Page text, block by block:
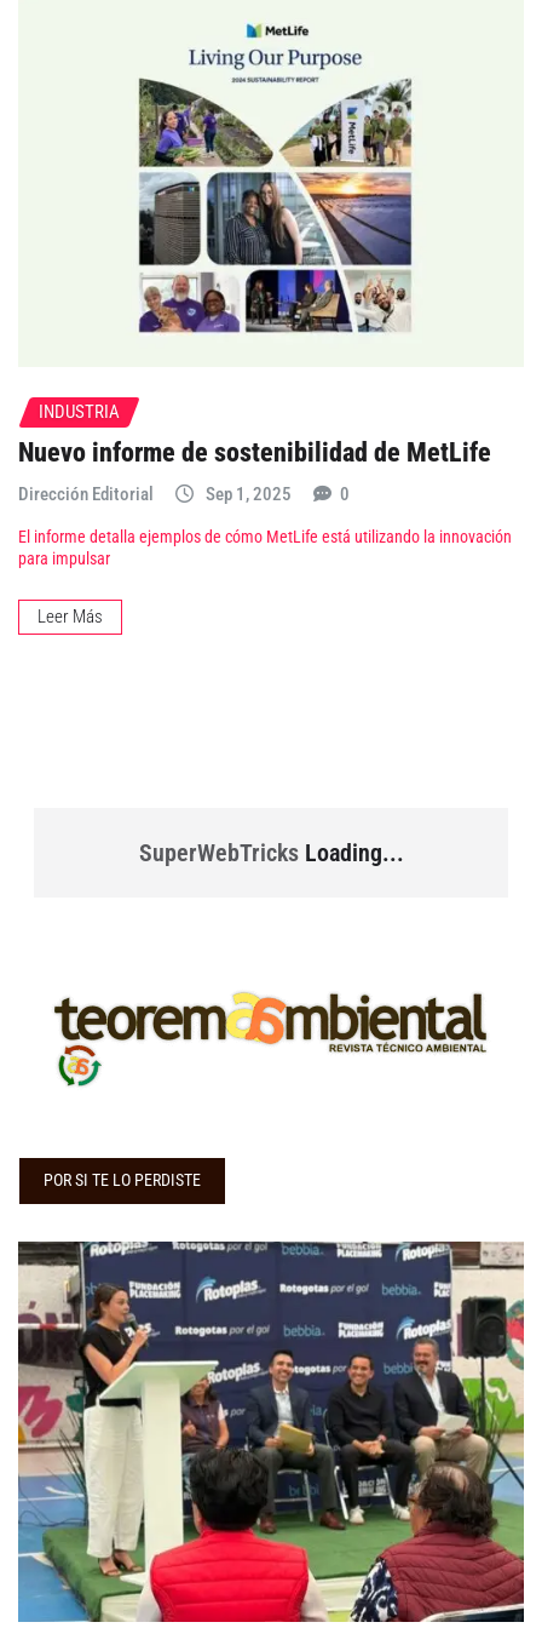
INDUSTRIA
Nuevo informe de sostenibilidad de MetLife
Dirección Editorial Sep 1, 2025 0
El informe detalla ejemplos de cómo MetLife está utilizando la innovación
para impulsar
Leer Más
SuperWebTricksLoading...
POR SI TE LO PERDISTE